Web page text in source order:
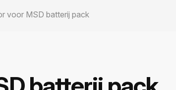
voor MSD batterij pack